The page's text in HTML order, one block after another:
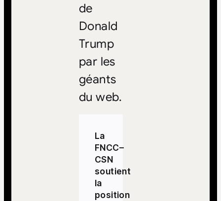
de
Donald
Trump
par les
géants
du web.
La
FNCC–
CSN
soutient
la
position